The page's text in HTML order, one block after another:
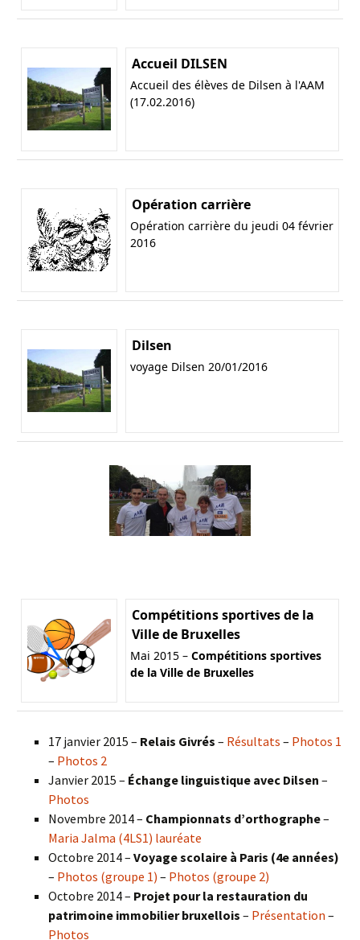
Accueil DILSEN
Accueil des élèves de Dilsen à l'AAM
(17.02.2016)
Opération carrière
Opération carrière du jeudi 04 février
2016
Dilsen
voyage Dilsen 20/01/2016
Compétitions sportives de la
Ville de Bruxelles
Mai 2015 – Compétitions sportives
de la Ville de Bruxelles
17 janvier 2015 – Relais Givrés – Résultats – Photos 1
– Photos 2
Janvier 2015 – Échange linguistique avec Dilsen –
Photos
Novembre 2014 – Championnats d’orthographe–
Maria Jalma (4LS1) lauréate
Octobre 2014 – Voyage scolaire à Paris (4e années)
– Photos (groupe 1) – Photos (groupe 2)
Octobre 2014 – Projet pour la restauration du
patrimoine immobilier bruxellois – Présentation –
Photos